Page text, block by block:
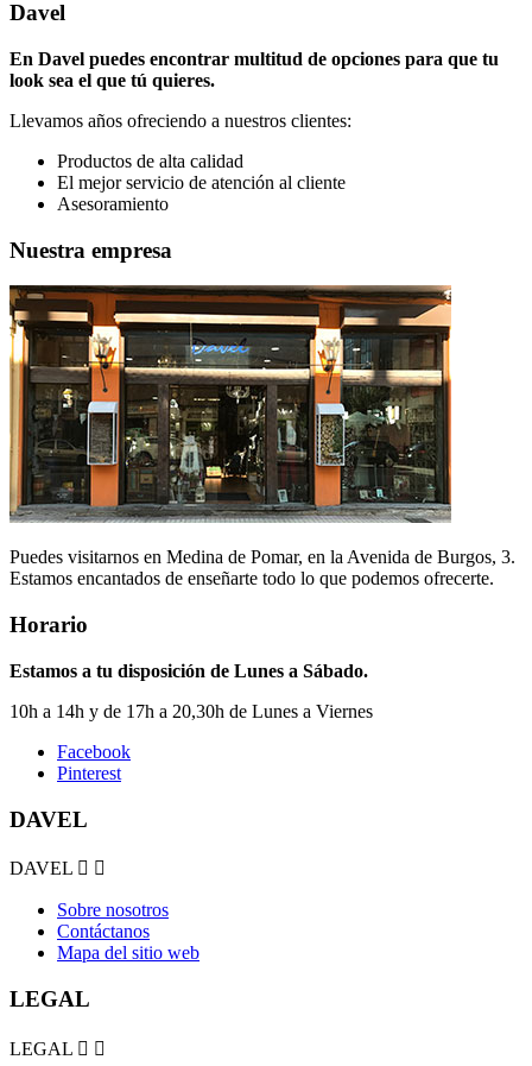
Davel
En Davel puedes encontrar multitud de opciones para que tu
look sea el que tú quieres.
Llevamos años ofreciendo a nuestros clientes:
Productos de alta calidad
El mejor servicio de atención al cliente
Asesoramiento
Nuestra empresa
Puedes visitarnos en Medina de Pomar, en la Avenida de Burgos, 3.
Estamos encantados de enseñarte todo lo que podemos ofrecerte.
Horario
Estamos a tu disposición de Lunes a Sábado.
10h a 14h y de 17h a 20,30h de Lunes a Viernes
Facebook
Pinterest
DAVEL
DAVEL  
Sobre nosotros
Contáctanos
Mapa del sitio web
LEGAL
LEGAL  